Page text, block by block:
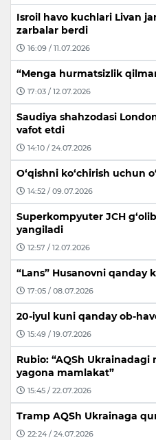
Isroil havo kuchlari Livan
zarbalar berdi
16:09 / 11.07.2026
“Menga hurmatsizlik
17:03 / 12.07.2026
Saudiya shahzodasi
vafot etdi
14:10 / 24.07.2026
O‘qishni ko‘chirish uchun
14:52 / 09.07.2026
Superkompyuter JCH
yangiladi
12:57 / 12.07.2026
“Lans” Husanovni qanday
17:05 / 08.07.2026
20-iyul kuni qanday ob-
15:49 / 19.07.2026
Rubio: “AQSh
yagona mamlakat”
15:45 / 22.07.2026
Tramp AQSh Ukrainaga
22:24 / 24.07.2026